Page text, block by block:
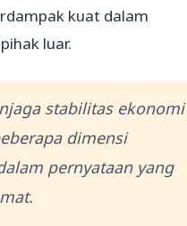
kuat dalam
luar.
stabilitas ekonomi
dimensi
pernyataan yang